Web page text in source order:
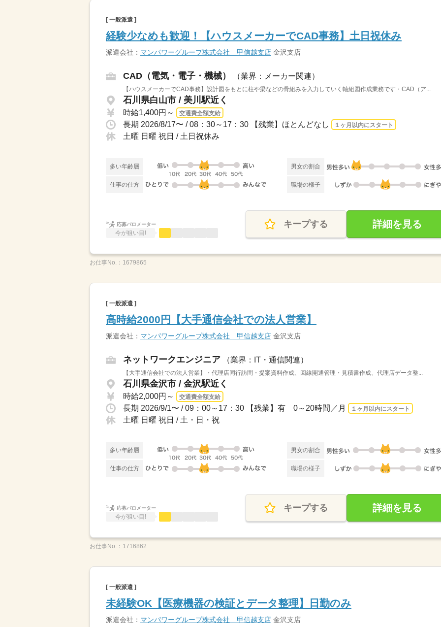
[ 一般派遣 ]
経験少なめも歓迎！【ハウスメーカーでCAD事務】土日祝休み
派遣会社： マンパワーグループ株式会社 甲信越支店 金沢支店
CAD（電気・電子・機械） （業界：メーカー関連）
【ハウスメーカーでCAD事務】設計図をもとに柱や梁などの骨組みを入力していく軸組図作成業務です・CAD（ア...
石川県白山市 / 美川駅近く
時給1,400円～ 交通費全額支給
長期 2026/8/17〜 / 08：30～17：30 【残業】ほとんどなし １ヶ月以内にスタート
土曜 日曜 祝日 / 土日祝休み
多い年齢層 男女の割合
仕事の仕方 職場の様子
応募バロメーター
今が狙い目!
キープする 詳細を見る
お仕事No.： 1679865
[ 一般派遣 ]
高時給2000円【大手通信会社での法人営業】
派遣会社： マンパワーグループ株式会社 甲信越支店 金沢支店
ネットワークエンジニア （業界：IT・通信関連）
【大手通信会社での法人営業】・代理店同行訪問・提案資料作成、回線開通管理・見積書作成、代理店データ整...
石川県金沢市 / 金沢駅近く
時給2,000円～ 交通費全額支給
長期 2026/9/1〜 / 09：00～17：30 【残業】有 0～20時間／月 １ヶ月以内にスタート
土曜 日曜 祝日 / 土・日・祝
多い年齢層 男女の割合
仕事の仕方 職場の様子
応募バロメーター
今が狙い目!
キープする 詳細を見る
お仕事No.： 1716862
[ 一般派遣 ]
未経験OK【医療機器の検証とデータ整理】日勤のみ
派遣会社： マンパワーグループ株式会社 甲信越支店 金沢支店